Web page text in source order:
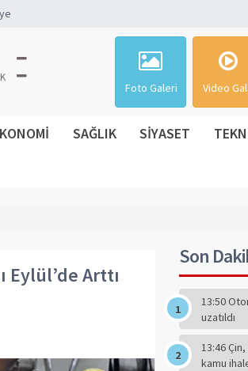
Foto Galeri Video
SAĞLIK SİYASET
Eylül’de Arttı
Son
13:50
uzatıldı
13:46
kamu